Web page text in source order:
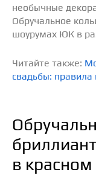
необычные
Обручальное
шоурумах ЮК в
Читайте также:
свадьбы:
в красном